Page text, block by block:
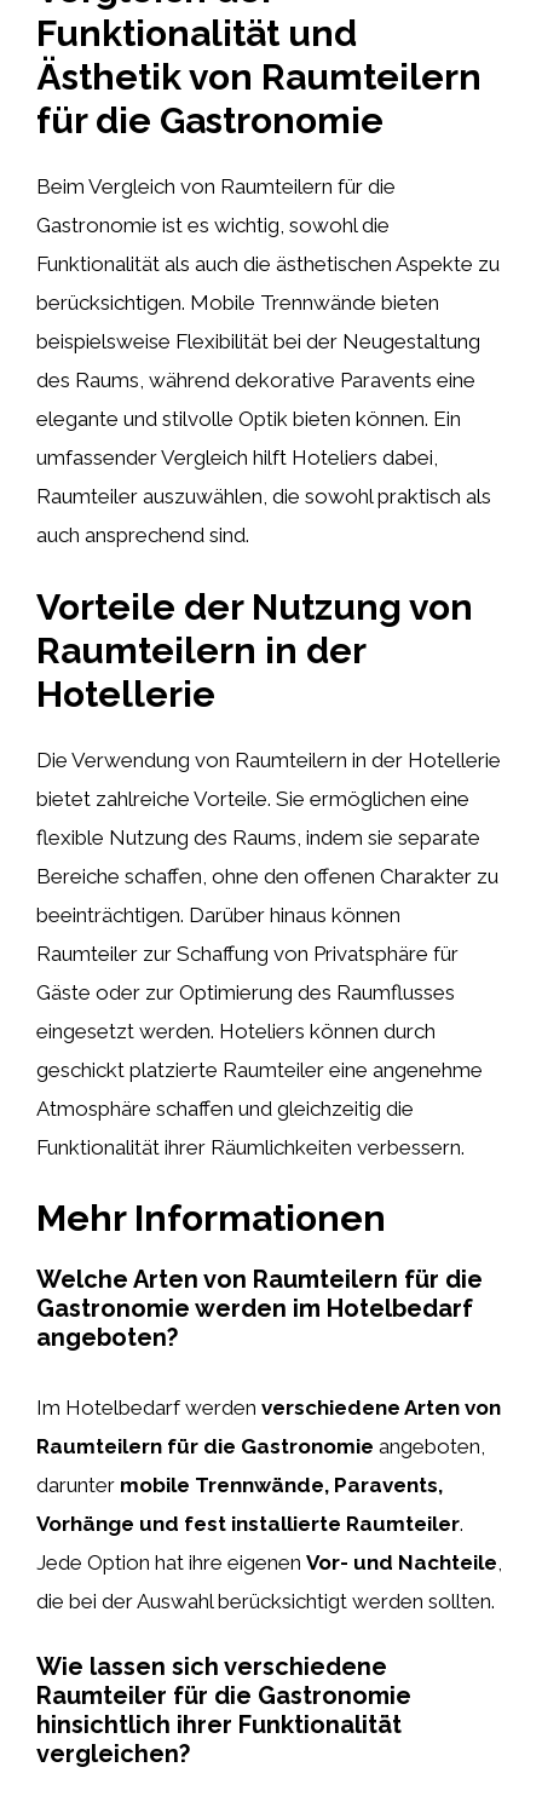
Funktionalität und
Ästhetik von Raumteilern
für die Gastronomie
Beim Vergleich von Raumteilern für die
Gastronomie ist es wichtig, sowohl die
Funktionalität als auch die ästhetischen Aspekte zu
berücksichtigen. Mobile Trennwände bieten
beispielsweise Flexibilität bei der Neugestaltung
des Raums, während dekorative Paravents eine
elegante und stilvolle Optik bieten können. Ein
umfassender Vergleich hilft Hoteliers dabei,
Raumteiler auszuwählen, die sowohl praktisch als
auch ansprechend sind.
Vorteile der Nutzung von
Raumteilern in der
Hotellerie
Die Verwendung von Raumteilern in der Hotellerie
bietet zahlreiche Vorteile. Sie ermöglichen eine
flexible Nutzung des Raums, indem sie separate
Bereiche schaffen, ohne den offenen Charakter zu
beeinträchtigen. Darüber hinaus können
Raumteiler zur Schaffung von Privatsphäre für
Gäste oder zur Optimierung des Raumflusses
eingesetzt werden. Hoteliers können durch
geschickt platzierte Raumteiler eine angenehme
Atmosphäre schaffen und gleichzeitig die
Funktionalität ihrer Räumlichkeiten verbessern.
Mehr Informationen
Welche Arten von Raumteilern für die
Gastronomie werden im Hotelbedarf
angeboten?
Im Hotelbedarf werden verschiedene Arten von
Raumteilern für die Gastronomie angeboten,
darunter mobile Trennwände, Paravents,
Vorhänge und fest installierte Raumteiler.
Jede Option hat ihre eigenen Vor- und Nachteile,
die bei der Auswahl berücksichtigt werden sollten.
Wie lassen sich verschiedene
Raumteiler für die Gastronomie
hinsichtlich ihrer Funktionalität
vergleichen?